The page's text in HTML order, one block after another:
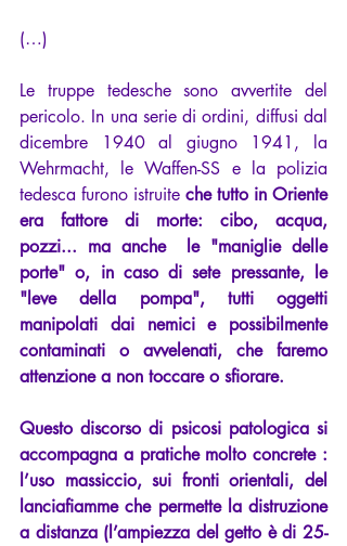
(…)
Le truppe tedesche sono avvertite del
pericolo. In una serie di ordini, diffusi dal
dicembre 1940 al giugno 1941, la
Wehrmacht, le Waffen-SS e la polizia
tedesca furono istruite che tutto in Oriente
era fattore di morte: cibo, acqua,
pozzi... ma anche  le "maniglie delle
porte" o, in caso di sete pressante, le
"leve della pompa", tutti oggetti
manipolati dai nemici e possibilmente
contaminati o avvelenati, che faremo
attenzione a non toccare o sfiorare.
Questo discorso di psicosi patologica si
accompagna a pratiche molto concrete :
l’uso massiccio, sui fronti orientali, del
lanciafiamme che permette la distruzione
a distanza (l’ampiezza del getto è di 25-